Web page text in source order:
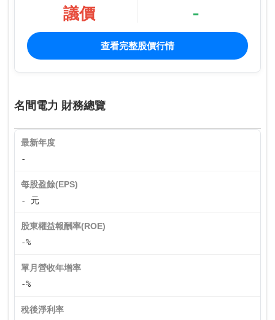
議價 -
查看完整股價行情
名間電力 財務總覽
最新年度
-
每股盈餘(EPS)
- 元
股東權益報酬率(ROE)
-%
單月營收年增率
-%
稅後淨利率